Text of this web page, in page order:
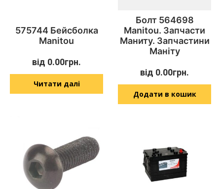
575744 Бейсболка
Manitou
від 0.00грн.
Читати далі
Болт 564698
Manitou. Запчасти
Маниту. Запчастини
Маніту
від 0.00грн.
Додати в кошик